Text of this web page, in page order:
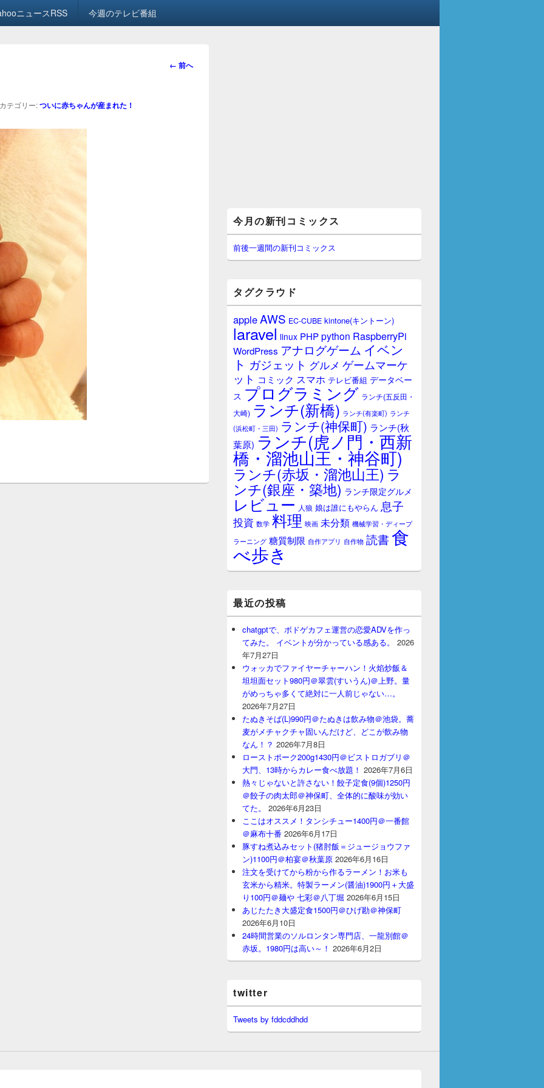
ニュースRSS 今週のテレビ番組
画
← 前へ
テゴリー:ついに赤ちゃんが産まれた！
イ
ン
サ
イ
ー
ジ
ッ
ト
今月の新刊コミックス
前後一週間の新刊コミックス
タグクラウド
appleAWS EC-CUBE kintone(キントーン)
laravel linux PHPpython RaspberryPi
WordPress アナログゲーム イベン
ト ガジェット グルメ ゲームマーケ
ット コミック スマホ テレビ番組 データベー
ス プログラミング ランチ(五反田・
大崎) ランチ(新橋) ランチ(有楽町) ランチ
(浜松町・三田) ランチ(神保町) ランチ(秋
葉原) ランチ(虎ノ門・西新
橋・溜池山王・神谷町)
ランチ(赤坂・溜池山王) ラ
ンチ(銀座・築地) ランチ限定グルメ
レビュー 人狼 娘は誰にもやらん 息子
投資 数学 料理 映画 未分類 機械学習・ディープ
ラーニング 糖質制限 自作アプリ 自作物 読書食
べ歩き
最近の投稿
chatgptで、ボドゲカフェ運営の恋愛ADVを作っ
てみた。 イベントが分かっている感ある。
2026
年7月27日
ウォッカでファイヤーチャーハン！火焰炒飯＆
坦坦面セット980円＠翠雲(すいうん)＠上野。量
がめっちゃ多くて絶対に一人前じゃない…。
2026年7月27日
たぬきそば(L)990円＠たぬきは飲み物＠池袋。蕎
麦がメチャクチャ固いんだけど、どこが飲み物
なん！？ 2026年7月8日
ローストポーク200g1430円＠ビストロガブリ＠
大門、13時からカレー食べ放題！ 2026年7月6日
熱々じゃないと許さない！餃子定食(9個)1250円
＠餃子の肉太郎＠神保町、全体的に酸味が効い
てた。
2026年6月23日
ここはオススメ！タンシチュー1400円＠一番館
＠麻布十番 2026年6月17日
豚すね煮込みセット(猪肘飯＝ジュージョウファ
ン)1100円＠柏宴＠秋葉原 2026年6月16日
注文を受けてから粉から作るラーメン！お米も
玄米から精米。特製ラーメン(醤油)1900円＋大盛
り100円＠麺や 七彩＠八丁堀 2026年6月15日
あじたたき大盛定食1500円＠ひげ勘＠神保町
2026年6月10日
24時間営業のソルロンタン専門店、一龍別館＠
赤坂。1980円は高い～！ 2026年6月2日
twitter
Tweets by fddcddhdd